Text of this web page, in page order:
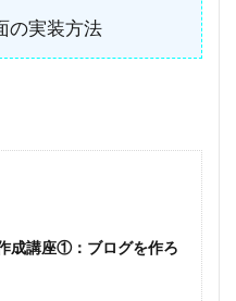
の実装方法
成講座①：ブログを作ろ